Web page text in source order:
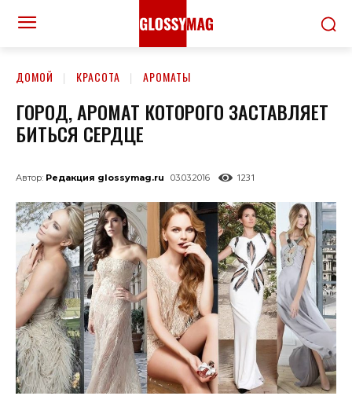
ДОМОЙ КРАСОТА АРОМАТЫ
ГОРОД, АРОМАТ КОТОРОГО ЗАСТАВЛЯЕТ
БИТЬСЯ СЕРДЦЕ
Автор: Редакция glossymag.ru 03.03.2016 1231